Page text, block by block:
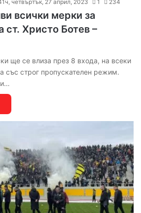
четвъртък, 27 април, 2023 1 234
всички мерки за
ст. Христо Ботев –
ще се влиза през 8 входа, на всеки
строг пропускателен режим.